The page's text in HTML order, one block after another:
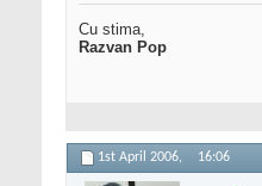
Cu stima,
Razvan Pop
1st April 2006, 16:06